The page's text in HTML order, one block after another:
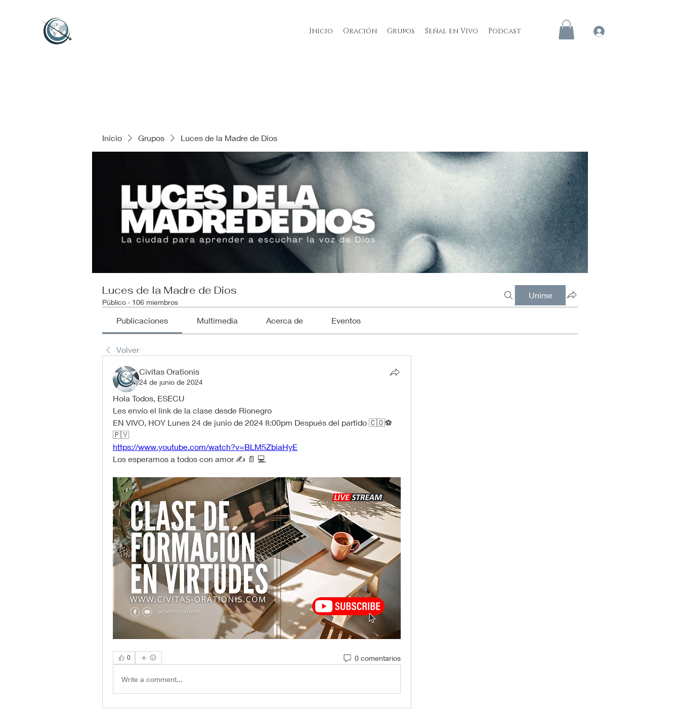
Inicio Oración Grupos Señal en Vivo Podcast
Inicio Grupos Luces de la Madre de Dios
Luces de la Madre de Dios
Público · 106 miembros
Unirse
Publicaciones Multimedia Acerca de Eventos
Volver
Civitas Orationis
24 de junio de 2024
Hola Todos, ESECU
Les envío el link de la clase desde Rionegro
EN VIVO, HOY Lunes 24 de junio de 2024 8:00pm Después del partido 🇨🇴⚽
🇵🇾
https://www.youtube.com/watch?v=BLM5ZbiaHyE
Los esperamos a todos con amor ✍️ 📄 💻
0 0 comentarios
Write a comment...